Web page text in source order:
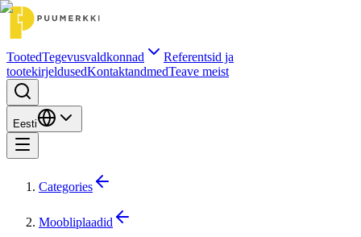
TootedTegevusvaldkonnad
Referentsid ja
tootekirjeldusedKontaktandmedTeave meist
Eesti
Categories
Moobliplaadid